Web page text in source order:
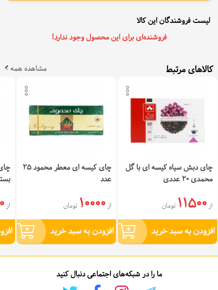
لیست فروشندگان این کالا
فروشنده‌ای برای این محصول وجود ندارد!
کالاهای مرتبط مشاهده همه
چای دبش سیاه کیسه ای با گل
محمدی 20 عددی
از11500 تومان
افزودن به سبد خرید
چای کیسه ای معطر محمود 25
عدد
از10000 تومان
افزودن به سبد خرید
بسته
از
ما را در شبکه‌های اجتماعی دنبال کنید